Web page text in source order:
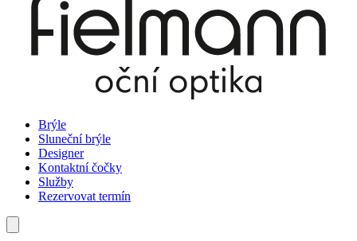
Brýle
Sluneční brýle
Designer
Kontaktní čočky
Služby
Rezervovat termín